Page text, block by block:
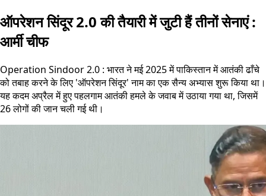
ऑपरेशन सिंदूर 2.0 की तैयारी में जुटी हैं तीनों सेनाएं :
आर्मी चीफ
Operation Sindoor 2.0 : भारत ने मई 2025 में पाकिस्तान में आतंकी ढाँचे
को तबाह करने के लिए 'ऑपरेशन सिंदूर' नाम का एक सैन्य अभ्यास शुरू किया था।
यह कदम अप्रैल में हुए पहलगाम आतंकी हमले के जवाब में उठाया गया था, जिसमें
26 लोगों की जान चली गई थी।